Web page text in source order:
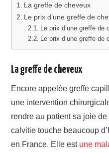
La greffe de cheveux
Le prix d’une greffe de
Le prix d’une greffe
Le prix d’une greffe
La greffe de cheveux
Encore appelée greffe
une intervention
rendre au patient sa joie
calvitie touche beaucoup
en France. Elle est une